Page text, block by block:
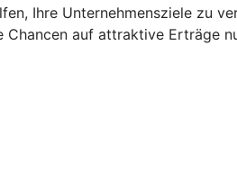
Ihre Unternehmensziele zu
auf attraktive Erträge